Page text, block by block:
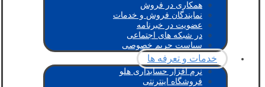
همکاری در فروش
نمایندگان فروش و خدمات
عضویت در خبرنامه
در شبکه های اجتماعی
سیاست حریم خصوصی
خدمات و تعرفه ها
نرم افزار حسابداری هلو
فروشگاه اینترنتی